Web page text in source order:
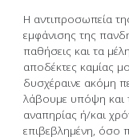
Η αντιπροσωπεία
εμφάνισης της
παθήσεις και τα
αποδέκτες καμίας
δυσχέραινε ακόμη
λάβουμε υπόψη και
αναπηρίας ή/και
επιβεβλημένη, όσο